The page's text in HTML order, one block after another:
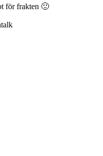
för frakten 🙂